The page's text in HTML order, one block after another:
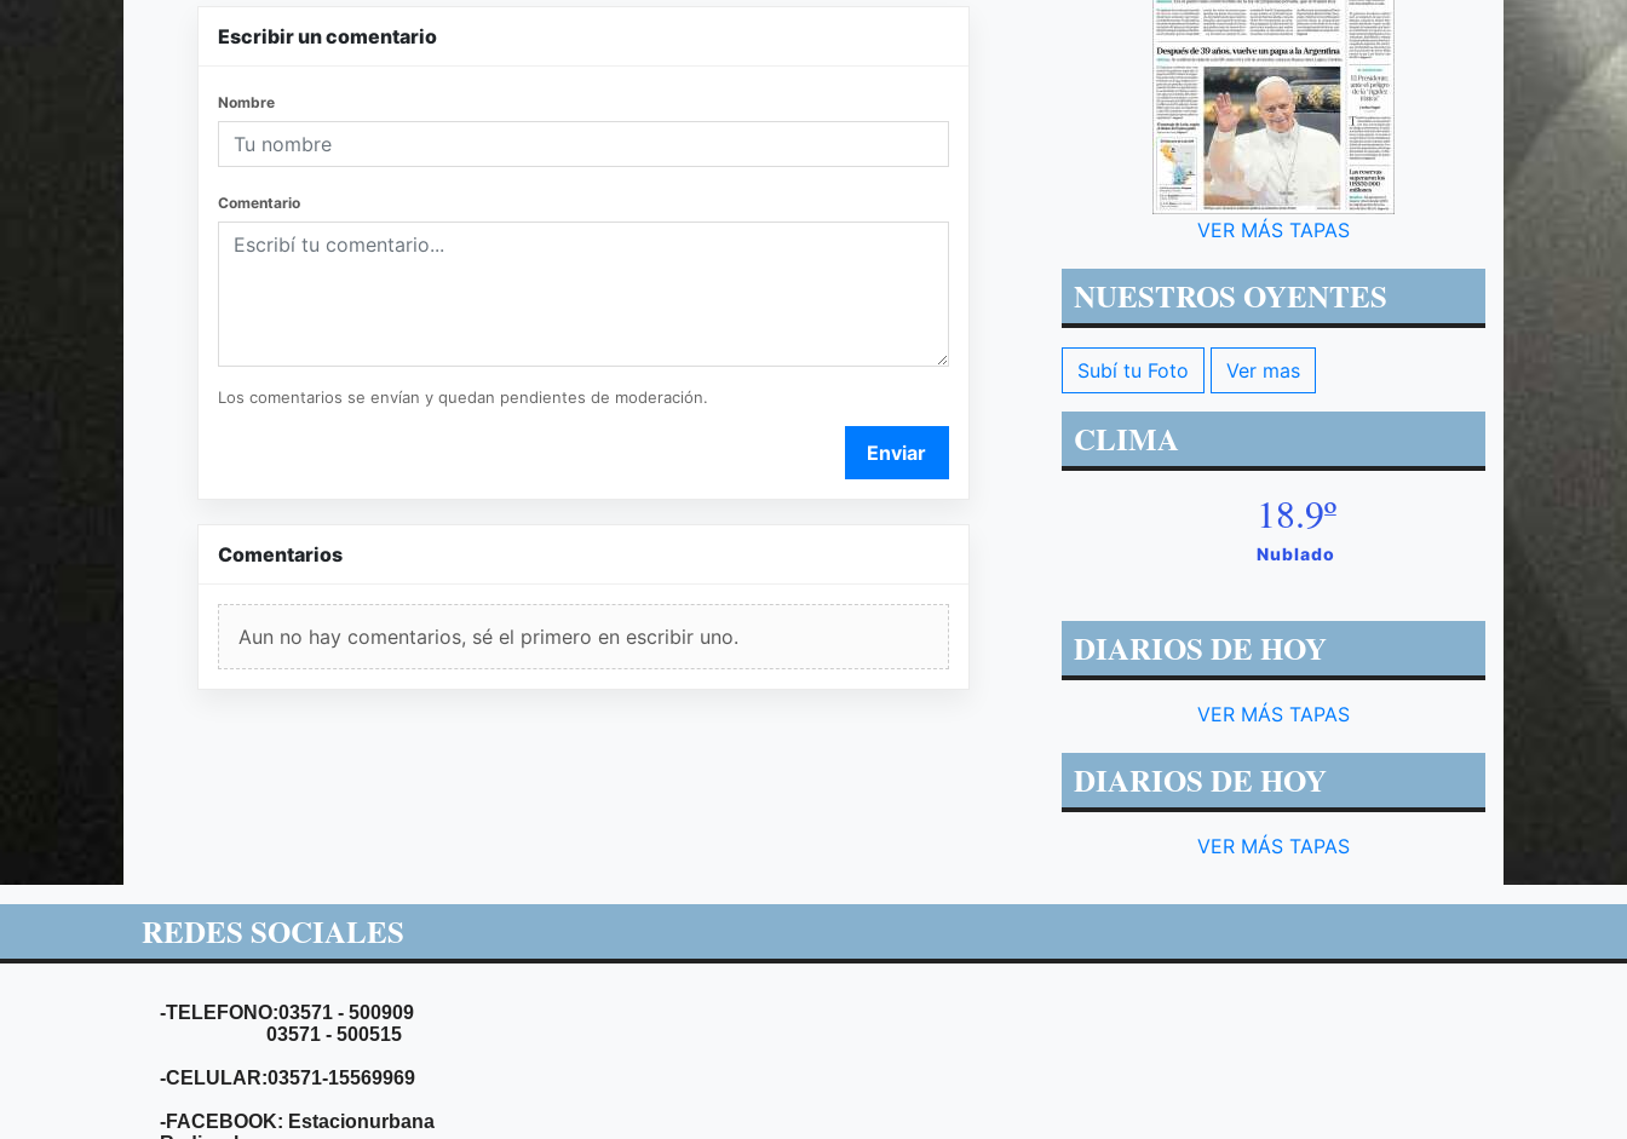
Escribir un comentario
Nombre
Comentario
Los comentarios se envían y quedan pendientes de moderación.
Enviar
Comentarios
Aun no hay comentarios, sé el primero en escribir uno.
VER MÁS TAPAS
NUESTROS OYENTES
Subí tu Foto Ver mas
CLIMA
18.9º
Nublado
DIARIOS DE HOY
VER MÁS TAPAS
DIARIOS DE HOY
VER MÁS TAPAS
REDES SOCIALES
-TELEFONO:03571 - 500909
03571 - 500515
-CELULAR:03571-15569969
-FACEBOOK: Estacionurbana